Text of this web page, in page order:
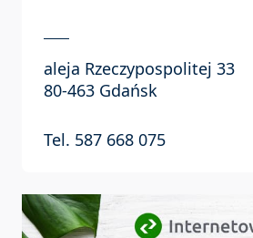
aleja Rzeczypospolitej 33
80-463 Gdańsk
Tel. 587 668 075